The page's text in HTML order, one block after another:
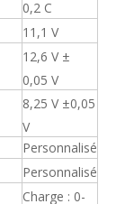
0,2 C
11,1 V
12,6 V ±
0,05 V
8,25 V ±0,05
V
Personnalisé
Personnalisé
Charge : 0-